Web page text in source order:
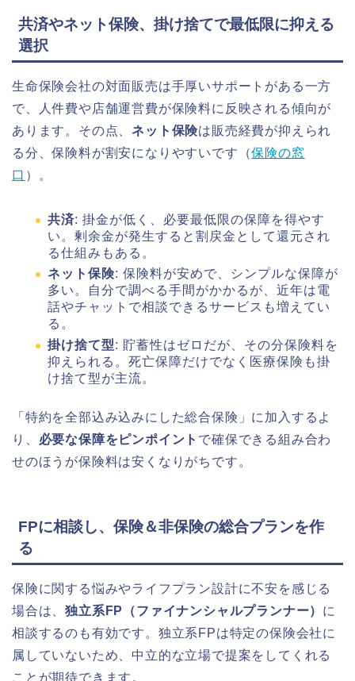
共済やネット保険、掛け捨てで最低限に抑える
選択
生命保険会社の対面販売は手厚いサポートがある一方
で、人件費や店舗運営費が保険料に反映される傾向が
あります。その点、ネット保険は販売経費が抑えられ
る分、保険料が割安になりやすいです（保険の窓
口 ）。
共済: 掛金が低く、必要最低限の保障を得やす
い。剰余金が発生すると割戻金として還元され
る仕組みもある。
ネット保険: 保険料が安めで、シンプルな保障が
多い。自分で調べる手間がかかるが、近年は電
話やチャットで相談できるサービスも増えてい
る。
掛け捨て型: 貯蓄性はゼロだが、その分保険料を
抑えられる。死亡保障だけでなく医療保険も掛
け捨て型が主流。
「特約を全部込み込みにした総合保険」に加入するよ
り、 必要な保障をピンポイント で確保できる組み合わ
せのほうが保険料は安くなりがちです。
FPに相談し、保険＆非保険の総合プランを作
る
保険に関する悩みやライフプラン設計に不安を感じる
場合は、独立系FP（ファイナンシャルプランナー） に
相談するのも有効です。独立系FPは特定の保険会社に
属していないため、中立的な立場で提案をしてくれる
ことが期待できます。